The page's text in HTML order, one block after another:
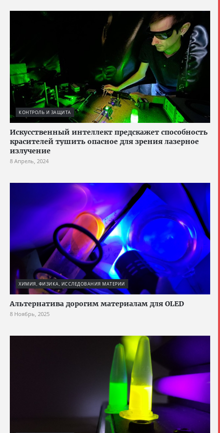
КОНТРОЛЬ И ЗАЩИТА
Искусственный интеллект предскажет способность
красителей тушить опасное для зрения лазерное
излучение
8 Апрель, 2024
ХИМИЯ, ФИЗИКА, ИССЛЕДОВАНИЯ МАТЕРИИ
Альтернатива дорогим материалам для OLED
8 Ноябрь, 2025